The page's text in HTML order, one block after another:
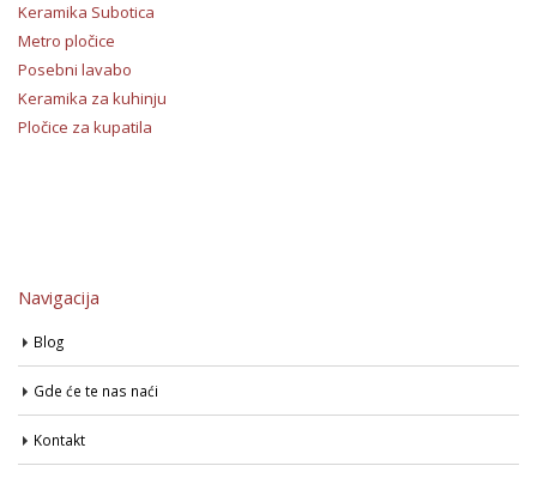
Keramika Subotica
Metro pločice
Posebni lavabo
Keramika za kuhinju
Pločice za kupatila
Navigacija
Blog
Gde će te nas naći
Kontakt